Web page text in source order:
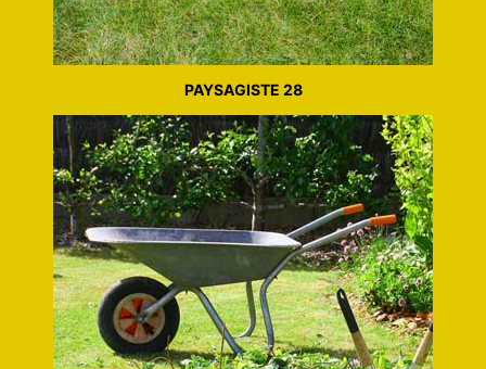
PAYSAGISTE 28